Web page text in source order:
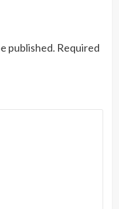
published. Required